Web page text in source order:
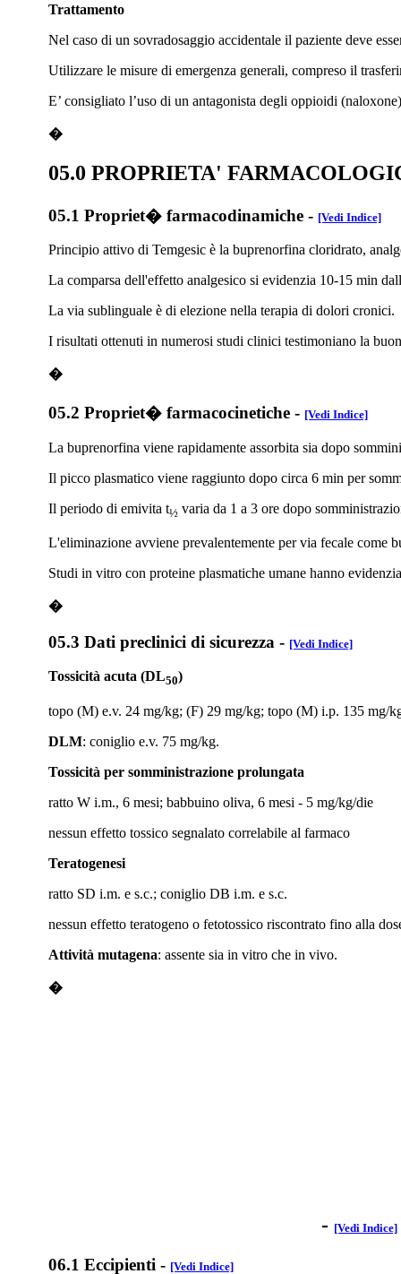
Trattamento
Nel caso di un sovradosaggio accidentale il paziente deve
Utilizzare le misure di emergenza generali, compreso il
E’ consigliato l’uso di un antagonista degli oppioidi
�
05.0 PROPRIETA'
05.1 Propriet� farmacodinamiche - [Vedi Indice]
Principio attivo di Temgesic è la buprenorfina cloridrato,
La comparsa dell'effetto analgesico si evidenzia 10-15 min
La via sublinguale è di elezione nella terapia di dolori cronici.
I risultati ottenuti in numerosi studi clinici testimoniano la
�
05.2 Propriet� farmacocinetiche - [Vedi Indice]
La buprenorfina viene rapidamente assorbita sia dopo
Il picco plasmatico viene raggiunto dopo circa 6 min per
Il periodo di emivita t½ varia da 1 a 3 ore dopo
L'eliminazione avviene prevalentemente per via fecale come
Studi in vitro con proteine plasmatiche umane hanno
�
05.3 Dati preclinici di sicurezza - [Vedi Indice]
Tossicità acuta (DL50)
topo (M) e.v. 24 mg/kg; (F) 29 mg/kg; topo (M) i.p. 135 mg/
DLM: coniglio e.v. 75 mg/kg.
Tossicità per somministrazione prolungata
ratto W i.m., 6 mesi; babbuino oliva, 6 mesi - 5 mg/kg/die
nessun effetto tossico segnalato correlabile al farmaco
Teratogenesi
ratto SD i.m. e s.c.; coniglio DB i.m. e s.c.
nessun effetto teratogeno o fetotossico riscontrato fino alla
Attività mutagena: assente sia in vitro che in vivo.
�
- [Vedi Indice]
06.1 Eccipienti - [Vedi Indice]